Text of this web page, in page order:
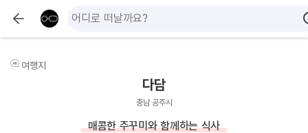
여행지
다담
충남 공주시
매콤한 주꾸미와 함께하는 식사